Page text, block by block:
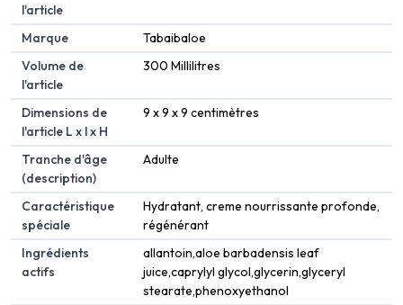
l'article
Marque
Tabaibaloe
Volume de
l'article
300 Millilitres
Dimensions de
l'article L x l x H
9 x 9 x 9 centimètres
Tranche d'âge
(description)
Adulte
Caractéristique
spéciale
Hydratant, creme nourrissante profonde,
régénérant
Ingrédients
actifs
allantoin,aloe barbadensis leaf
juice,caprylyl glycol,glycerin,glyceryl
stearate,phenoxyethanol